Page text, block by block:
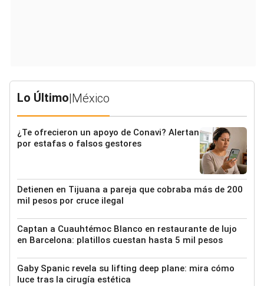
Lo Último|México
¿Te ofrecieron un apoyo de Conavi? Alertan
por estafas o falsos gestores
Detienen en Tijuana a pareja que cobraba más de 200
mil pesos por cruce ilegal
Captan a Cuauhtémoc Blanco en restaurante de lujo
en Barcelona: platillos cuestan hasta 5 mil pesos
Gaby Spanic revela su lifting deep plane: mira cómo
luce tras la cirugía estética